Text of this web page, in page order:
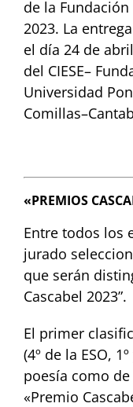
de la Fundación
2023. La
el día 24 de abril
del CIESE–
Universidad
Comillas–
«PREMIOS
Entre todos los
jurado
que serán
Cascabel 2023”.
El primer
(4º de la ESO,
poesía como
«Premio